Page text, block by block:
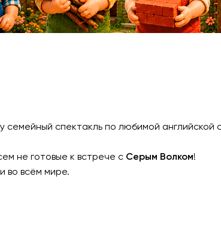
спектакль по любимой английской
не готовые к встрече с Серым Волком!
во всём мире.